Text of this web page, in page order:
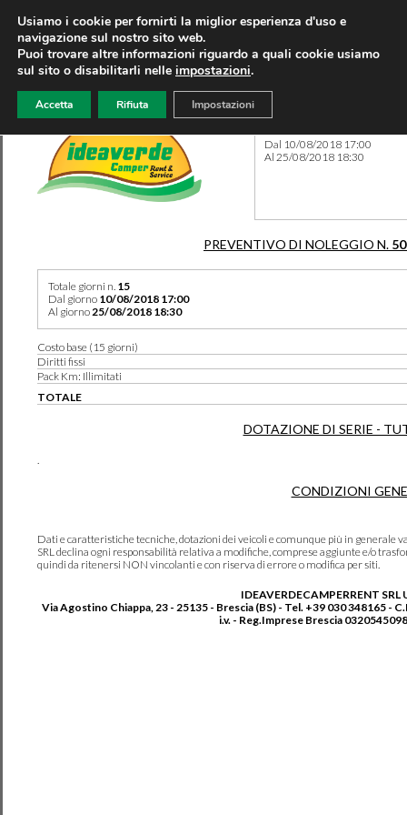
Dal 10/08/2018 17:00
Al 25/08/2018 18:30
PREVENTIVO DI NOLEGGIO N.
Totale giorni n. 15
Dal giorno 10/08/2018 17:00
Al giorno25/08/2018 18:30
Costo base (15 giorni)
Diritti fissi
Pack Km: Illimitati
TOTALE
DOTAZIONE DI SERIE -
.
CONDIZIONI
Dati e caratteristiche tecniche, dotazioni dei veicoli e comunque più in generale
SRL declina ogni responsabilità relativa a modifiche, comprese aggiunte e/o
quindi da ritenersi NON vincolanti e con riserva di errore o modifica per siti.
IDEAVERDECAMPERRENT SRL
Via Agostino Chiappa, 23 - 25135 - Brescia (BS) - Tel. +39 030 348165 -
i.v. - Reg.Imprese Brescia
Usiamo i cookie per fornirti la miglior esperienza d'uso e
navigazione sul nostro sito web.
Puoi trovare altre informazioni riguardo a quali cookie usiamo
sul sito o disabilitarli nelle impostazioni.
Accetta Rifiuta Impostazioni